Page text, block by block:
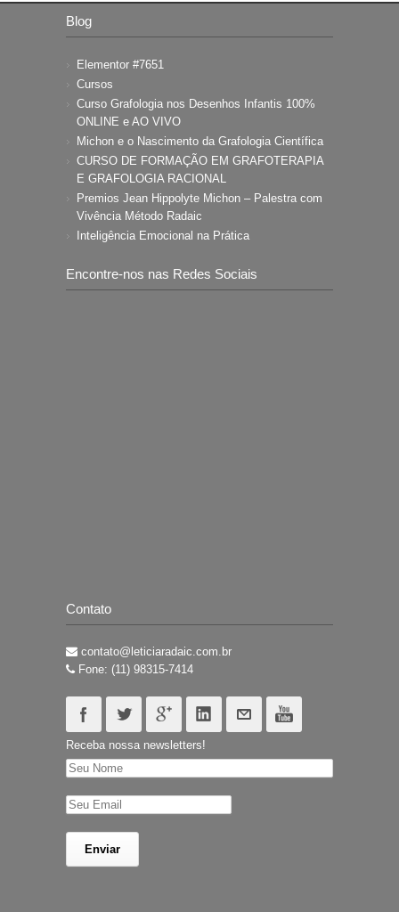
Blog
Elementor #7651
Cursos
Curso Grafologia nos Desenhos Infantis 100%
ONLINE e AO VIVO
Michon e o Nascimento da Grafologia Científica
CURSO DE FORMAÇÃO EM GRAFOTERAPIA
E GRAFOLOGIA RACIONAL
Premios Jean Hippolyte Michon – Palestra com
Vivência Método Radaic
Inteligência Emocional na Prática
Encontre-nos nas Redes Sociais
Contato
contato@leticiaradaic.com.br
Fone: (11) 98315-7414
Receba nossa newsletters!